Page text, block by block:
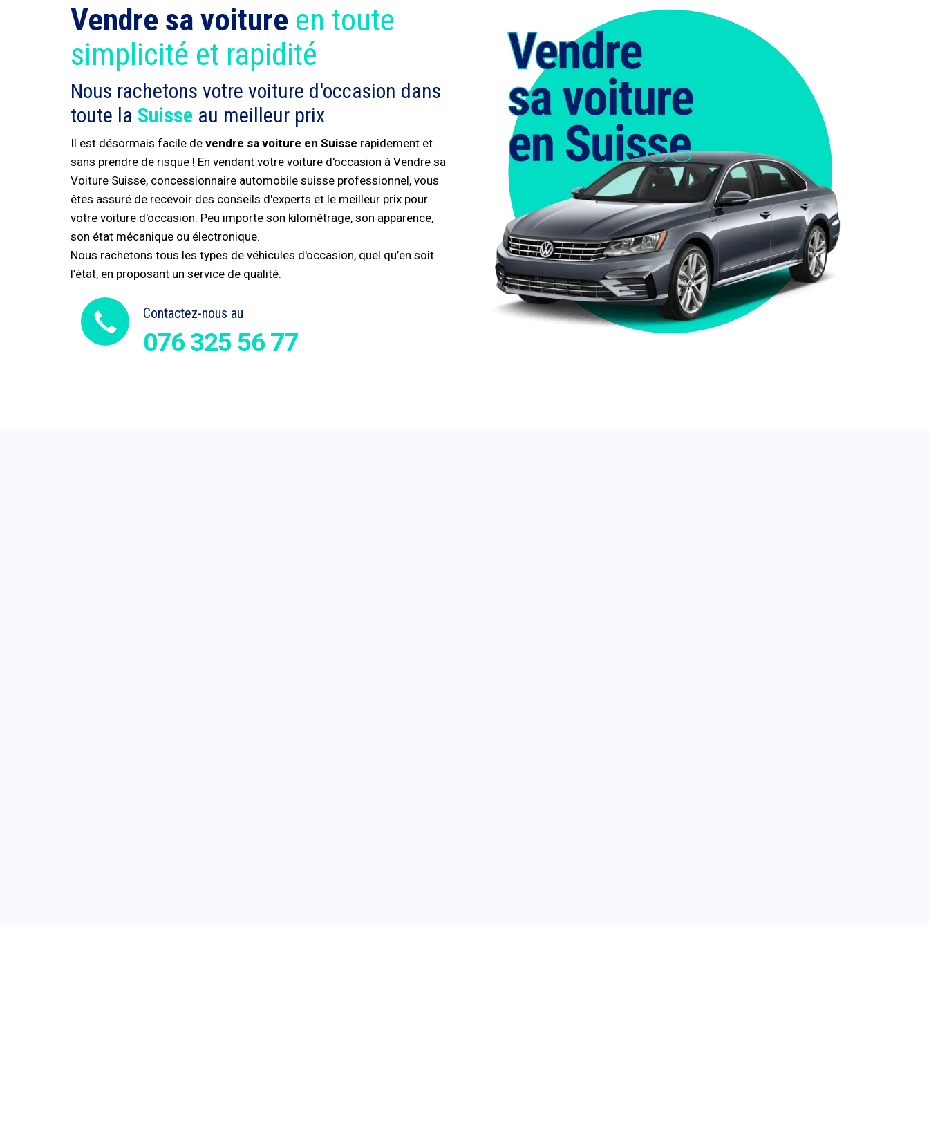
Vendre sa voiture en toute
simplicité et rapidité
Nous rachetons votre voiture d'occasion dans
toute la Suisse au meilleur prix
Il est désormais facile de vendre sa voiture en Suisse rapidement et
sans prendre de risque ! En vendant votre voiture d'occasion à Vendre sa
Voiture Suisse, concessionnaire automobile suisse professionnel, vous
êtes assuré de recevoir des conseils d'experts et le meilleur prix pour
votre voiture d'occasion. Peu importe son kilométrage, son apparence,
son état mécanique ou électronique.
Nous rachetons tous les types de véhicules d'occasion, quel qu’en soit
l’état, en proposant un service de qualité.
Contactez-nous au
076 325 56 77